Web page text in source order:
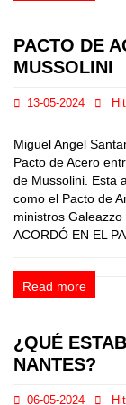
PACTO DE
MUSSOLINI
13-05-2024
Miguel Angel
Pacto de Acero
de Mussolini. Esta
como el Pacto de
ministros
ACORDÓ EN EL
Read more
¿QUÉ
NANTES?
06-05-2024